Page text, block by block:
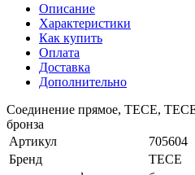
Описание
Характеристики
Как купить
Оплата
Доставка
Дополнительно
Соединение прямое, TECE,
бронза
Артикул
705604
Бренд
TECE